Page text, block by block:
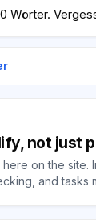
Wörter.
not just
on the site.
and tasks